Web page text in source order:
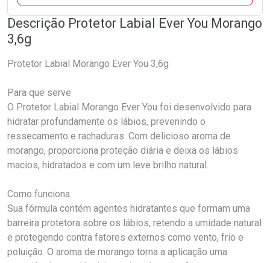
Descrição Protetor Labial Ever You Morango
3,6g
Protetor Labial Morango Ever You 3,6g
Para que serve
O Protetor Labial Morango Ever You foi desenvolvido para
hidratar profundamente os lábios, prevenindo o
ressecamento e rachaduras. Com delicioso aroma de
morango, proporciona proteção diária e deixa os lábios
macios, hidratados e com um leve brilho natural.
Como funciona
Sua fórmula contém agentes hidratantes que formam uma
barreira protetora sobre os lábios, retendo a umidade natural
e protegendo contra fatores externos como vento, frio e
poluição. O aroma de morango torna a aplicação uma